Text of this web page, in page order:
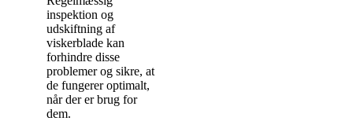
inspektion og
udskiftning af
viskerblade kan
forhindre disse
problemer og sikre, at
de fungerer optimalt,
når der er brug for
dem.